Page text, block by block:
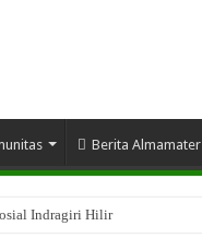
Berita Almamater
Indragiri Hilir